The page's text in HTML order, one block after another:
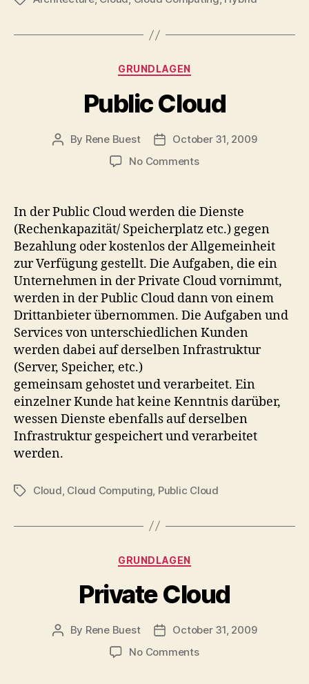
Categories
GRUNDLAGEN
Public Cloud
Post
By Rene Buest
PostOctober 31, 2009
No Commentson
In der Public Cloud werden die Dienste
(Rechenkapazität/ Speicherplatz etc.) gegen
Bezahlung oder kostenlos der Allgemeinheit
zur Verfügung gestellt. Die Aufgaben, die ein
Unternehmen in der Private Cloud vornimmt,
werden in der Public Cloud dann von einem
Drittanbieter übernommen. Die Aufgaben und
Services von unterschiedlichen Kunden
werden dabei auf derselben Infrastruktur
(Server, Speicher, etc.)
gemeinsam gehostet und verarbeitet. Ein
einzelner Kunde hat keine Kenntnis darüber,
wessen Dienste ebenfalls auf derselben
Infrastruktur gespeichert und verarbeitet
werden.
TagsCloud Cloud Computing Public Cloud
Categories
GRUNDLAGEN
Private Cloud
Post
By Rene Buest
PostOctober 31, 2009
No Commentson